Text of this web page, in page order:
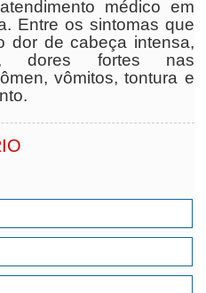
médico em
Entre os sintomas que
dor de cabeça intensa,
dores fortes nas
vômitos, tontura e